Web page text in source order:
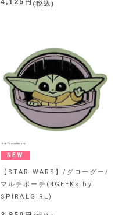
4,125 税込
NEW
【STAR WARS】/グローグー/
マルチポーチ(4GEEKs by
SPIRALGIRL)